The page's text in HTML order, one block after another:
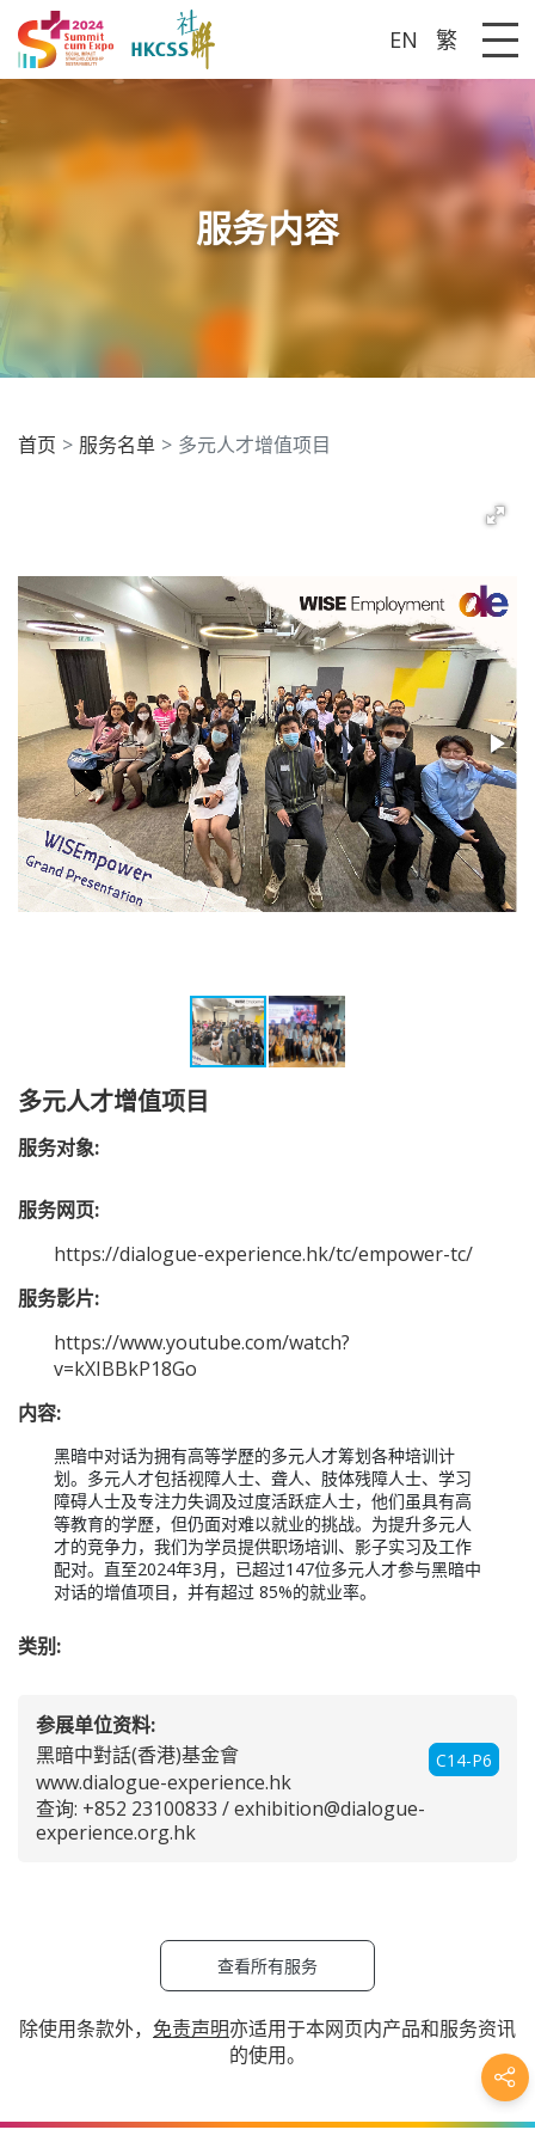
EN 繁
服务内容
首页 服务名单 多元人才增值项目
多元人才增值项目
服务对象:
服务网页:
https://dialogue-experience.hk/tc/empower-tc/
服务影片:
https://www.youtube.com/watch?
v=kXIBBkP18Go
内容:
黑暗中对话为拥有高等学歷的多元人才筹划各种培训计
划。多元人才包括视障人士、聋人、肢体残障人士、学习
障碍人士及专注力失调及过度活跃症人士，他们虽具有高
等教育的学歷，但仍面对难以就业的挑战。为提升多元人
才的竞争力，我们为学员提供职场培训、影子实习及工作
配对。直至2024年3月，已超过147位多元人才参与黑暗中
对话的增值项目，并有超过 85%的就业率。
类别:
参展单位资料:
C14-P6
黑暗中對話(香港)基金會
www.dialogue-experience.hk
查询: +852 23100833 /exhibition@dialogue-
experience.org.hk
查看所有服务
除使用条款外， 免责声明亦适用于本网页内产品和服务资讯
的使用。